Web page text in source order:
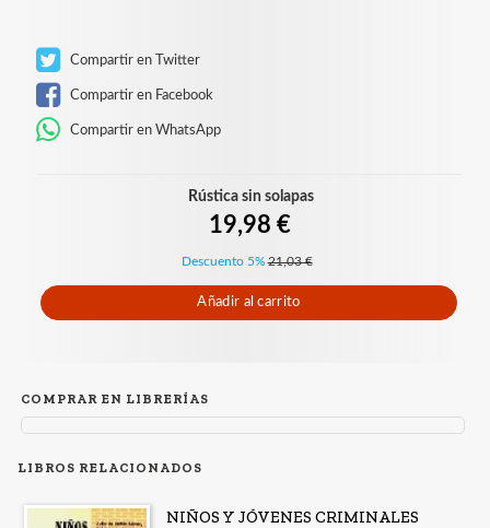
Compartir en Twitter
Compartir en Facebook
Compartir en WhatsApp
Rústica sin solapas
19,98 €
Descuento 5% 21,03 €
Añadir al carrito
COMPRAR EN LIBRERÍAS
LIBROS RELACIONADOS
NIÑOS Y JÓVENES CRIMINALES